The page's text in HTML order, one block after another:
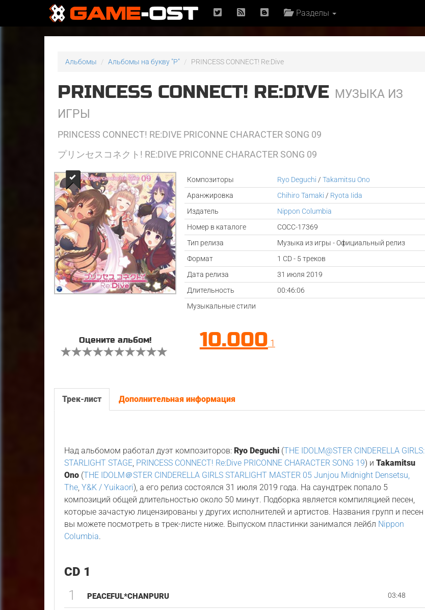
Разделы
Альбомы Альбомы на букву "P" PRINCESS CONNECT! Re:Dive
PRINCESS CONNECT! RE:DIVE МУЗЫКА ИЗ
ИГРЫ
PRINCESS CONNECT! RE:DIVE PRICONNE CHARACTER SONG 09
プリンセスコネクト! RE:DIVE PRICONNE CHARACTER SONG 09
Композиторы Ryo Deguchi / Takamitsu Ono
Аранжировка
Chihiro Tamaki / Ryota Iida
Издатель
Nippon Columbia
Номер в каталоге
COCC-17369
Тип релиза
Музыка из игры - Официальный релиз
Формат
1 CD - 5 треков
Дата релиза
31 июля 2019
Длительность
00:46:06
Музыкальные стили
Оцените альбом! 10.000 1
Трек-лист Дополнительная информация
Над альбомом работал дуэт композиторов:Ryo Deguchi (THE IDOLM@STER CINDERELLA GIRLS:
STARLIGHT STAGE, PRINCESS CONNECT! Re:Dive PRICONNE CHARACTER SONG 19) иTakamitsu
Ono (THE IDOLM＠STER CINDERELLA GIRLS STARLIGHT MASTER 05 Junjou Midnight Densetsu,
The,Y&K / Yuikaori), а его релиз состоялся 31 июля 2019 года. На саундтрек попало 5
композиций общей длительностью около 50 минут. Подборка является компиляцией песен,
которые зачастую лицензированы у других исполнителей и артистов. Названия групп и песен
вы можете посмотреть в трек-листе ниже. Выпуском пластинки занимался лейбл Nippon
Columbia.
CD 1
1 PEACEFUL*CHANPURU 03:48